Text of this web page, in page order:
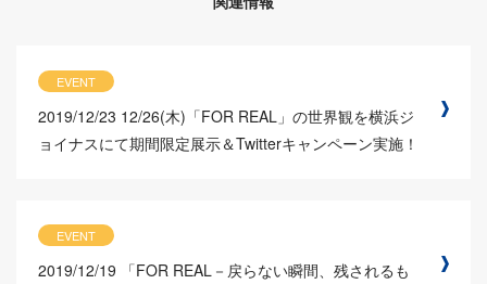
EVENT
2019/12/23 12/26(木)「FOR REAL」の世界観を横浜ジ
ョイナスにて期間限定展示＆Twitterキャンペーン実施！
EVENT
2019/12/19
「FOR REAL－戻らない瞬間、残されるも